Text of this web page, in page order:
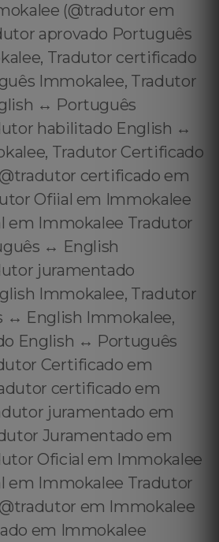
(@tradutor em
aprovado Português
Tradutor certificado
Immokalee, Tradutor
↔️ Português
habilitado English ↔️
Tradutor Certificado
certificado em
Ofiial em Immokalee
em Immokalee Tradutor
↔️ English
juramentado
Immokalee, Tradutor
↔️ English Immokalee,
English ↔️ Português
Certificado em
certificado em
juramentado em
Juramentado em
Oficial em Immokalee
em Immokalee Tradutor
em Immokalee
em Immokalee